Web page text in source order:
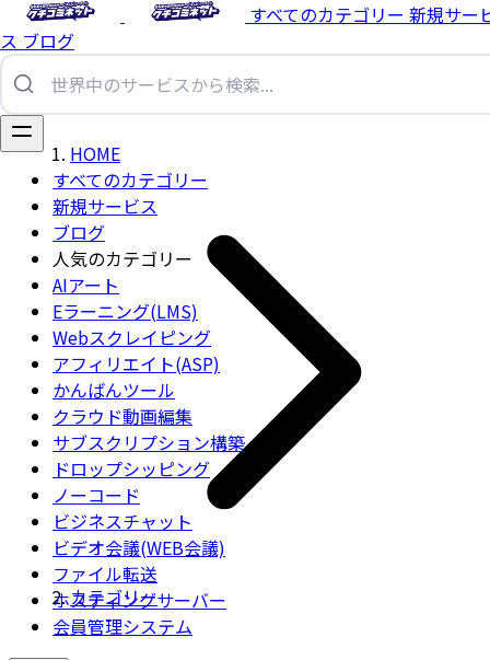
すべてのカテゴリー 新規サー
ス ブログ
すべてのカテゴリー
新規サービス
ブログ
人気のカテゴリー
AIアート
Eラーニング(LMS)
Webスクレイピング
アフィリエイト(ASP)
かんばんツール
クラウド動画編集
サブスクリプション構築
ドロップシッピング
ノーコード
ビジネスチャット
ビデオ会議(WEB会議)
ファイル転送
ホスティングサーバー
会員管理システム
HOME
カテゴリー